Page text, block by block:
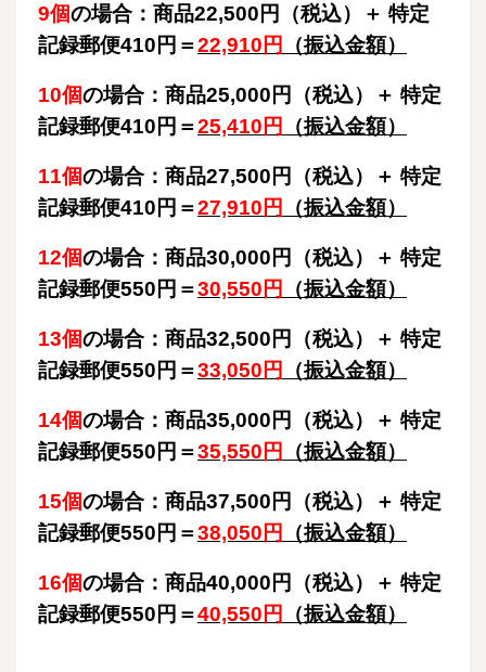
9個の場合：商品22,500円（税込）＋ 特定
記録郵便410円＝22,910円 （振込金額）
10個の場合：商品25,000円（税込）＋ 特定
記録郵便410円＝25,410円 （振込金額）
11個の場合：商品27,500円（税込）＋ 特定
記録郵便410円＝27,910円 （振込金額）
12個の場合：商品30,000円（税込）＋ 特定
記録郵便550円＝30,550円 （振込金額）
13個の場合：商品32,500円（税込）＋ 特定
記録郵便550円＝33,050円 （振込金額）
14個の場合：商品35,000円（税込）＋ 特定
記録郵便550円＝35,550円 （振込金額）
15個の場合：商品37,500円（税込）＋ 特定
記録郵便550円＝38,050円 （振込金額）
16個の場合：商品40,000円（税込）＋ 特定
記録郵便550円＝40,550円 （振込金額）